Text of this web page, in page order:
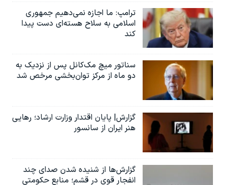
ترامپ: ما اجازه نمی‌دهیم جمهوری
اسلامی به سلاح هسته‌ای دست پیدا
کند
سناتور میچ مک‌کانل پس از نزدیک به
دو ماه از مرکز توان‌بخشی مرخص شد
گزارش| پایان اقتدار وزارت ارشاد؛ رهایی
هنر ایران از سانسور
گزارش‌ها از شنیده شدن صدای چند
انفجار قوی در قشم؛ منابع حکومتی